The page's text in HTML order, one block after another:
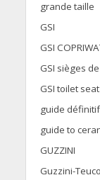
grande taille
GSI
GSI
GSI sièges
GSI toilet seat
guide définitif
guide to
GUZZINI
Guzzini-Teuco